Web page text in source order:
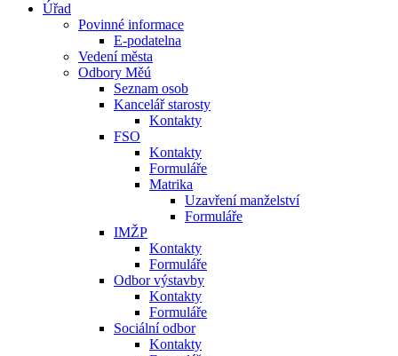
Úřad
Povinné informace
E-podatelna
Vedení města
Odbory Měú
Seznam osob
Kancelář starosty
Kontakty
FSO
Kontakty
Formuláře
Matrika
Uzavření manželství
Formuláře
IMŽP
Kontakty
Formuláře
Odbor výstavby
Kontakty
Formuláře
Sociální odbor
Kontakty